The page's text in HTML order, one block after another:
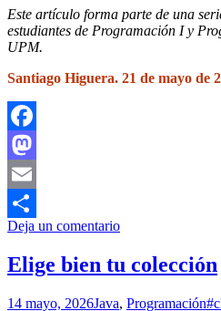
Este artículo forma parte de una
estudiantes de Programación I y
UPM.
Santiago Higuera. 21 de mayo de
Facebook
Mastodon
Email
Compartir
Deja un comentario
Elige bien tu colección
14 mayo, 2026Java, Programación